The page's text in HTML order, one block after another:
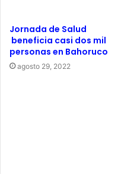
Jornada de Salud
beneficia casi dos mil
personas en Bahoruco
agosto 29, 2022